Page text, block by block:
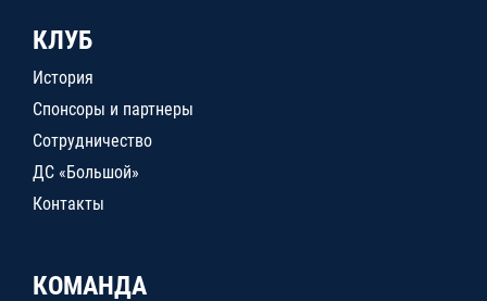
КЛУБ
История
Спонсоры и партнеры
Сотрудничество
ДС «Большой»
Контакты
КОМАНДА